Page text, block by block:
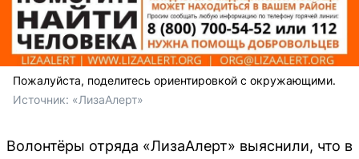
Пожалуйста, поделитесь ориентировкой с окружающими.
Источник: «ЛизаАлерт»
Волонтёры отряда «ЛизаАлерт» выяснили, что в